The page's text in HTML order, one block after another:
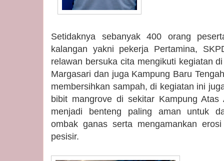
Setidaknya sebanyak 400 orang
kalangan yakni pekerja Pertamina,
relawan bersuka cita mengikuti kegiatan
Margasari dan juga Kampung Baru
membersihkan sampah, di kegiatan ini
bibit mangrove di sekitar Kampung
menjadi benteng paling aman untuk
ombak ganas serta mengamankan
pesisir.